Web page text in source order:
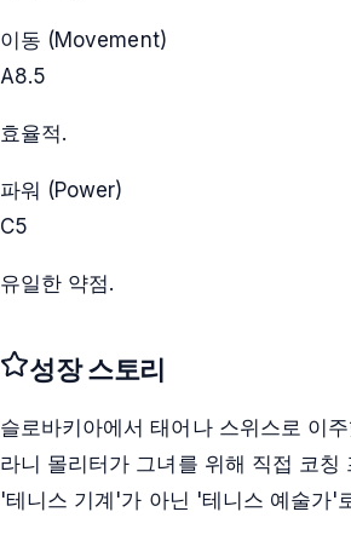
이동 (Movement)
A8.5
효율적.
파워 (Power)
C5
유일한 약점.
성장 스토리
슬로바키아에서 태어나 스위스로 이
라니 몰리터가 그녀를 위해 직접 코칭
'테니스 기계'가 아닌 '테니스 예술가'